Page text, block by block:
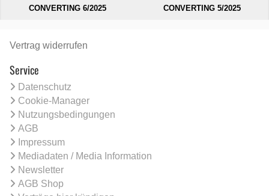
CONVERTING 6/2025
CONVERTING 5/2025
Vertrag widerrufen
Service
Datenschutz
Cookie-Manager
Nutzungsbedingungen
AGB
Impressum
Mediadaten / Media Information
Newsletter
AGB Shop